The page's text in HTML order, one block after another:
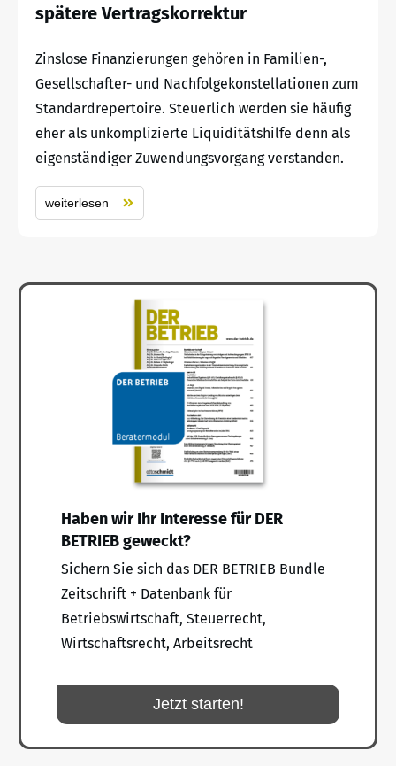
spätere Vertragskorrektur
Zinslose Finanzierungen gehören in Familien-,
Gesellschafter- und Nachfolgekonstellationen zum
Standardrepertoire. Steuerlich werden sie häufig
eher als unkomplizierte Liquiditätshilfe denn als
eigenständiger Zuwendungsvorgang verstanden.
weiterlesen
Haben wir Ihr Interesse für DER
BETRIEB geweckt?
Sichern Sie sich das DER BETRIEB Bundle
Zeitschrift + Datenbank für
Betriebswirtschaft, Steuerrecht,
Wirtschaftsrecht, Arbeitsrecht
Jetzt starten!